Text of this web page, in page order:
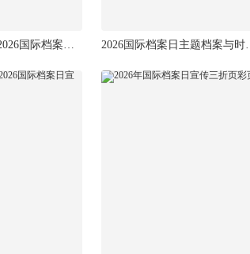
档案与时代同行2026国际档案日宣传单 2026国际